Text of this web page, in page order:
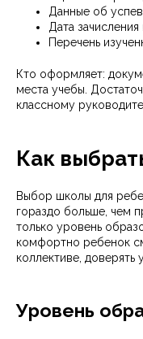
Данные об
Дата
Перечень
Кто оформляет:
места учебы.
классному
Как
Выбор школы для
гораздо больше, чем
только уровень
комфортно ребенок
коллективе, доверять
Уровень